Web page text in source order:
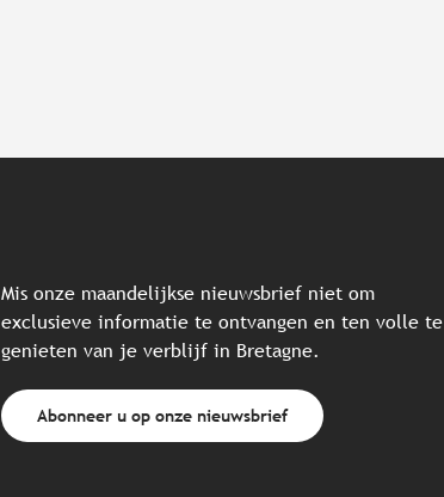
Mis onze maandelijkse nieuwsbrief niet om
exclusieve informatie te ontvangen en ten volle te
genieten van je verblijf in Bretagne.
Abonneer u op onze nieuwsbrief